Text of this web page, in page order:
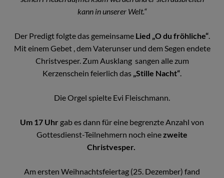
kann in unserer Welt.“
Der Predigt folgte das gemeinsame Lied „O du fröhliche“.
Mit einem Gebet , dem Vaterunser und dem Segen endete
Christvesper. Zum Ausklang sangen alle zum
Kerzenschein feierlich das „Stille Nacht“.
Die Orgel spielte Evi Fleischmann.
Um 17 Uhr gab es dann für eine begrenzte Anzahl von
Gottesdienst-Teilnehmern noch einezweite
Christvesper.
Am ersten Weihnachtsfeiertag (25. Dezember) fand